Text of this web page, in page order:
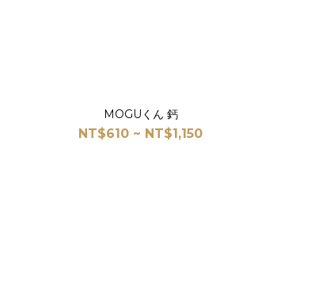
MOGUくん 鈣
NT$610 ~ NT$1,150